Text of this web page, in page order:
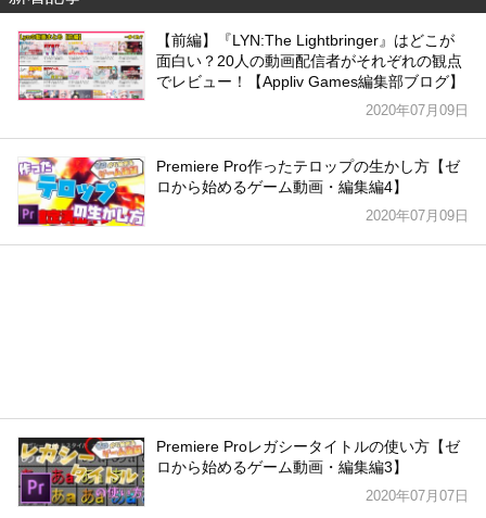
【前編】『LYN:The Lightbringer』はどこが
面白い？20人の動画配信者がそれぞれの観点
でレビュー！【Appliv Games編集部ブログ】
2020年07月09日
Premiere Pro作ったテロップの生かし方【ゼ
ロから始めるゲーム動画・編集編4】
2020年07月09日
Premiere Proレガシータイトルの使い方【ゼ
ロから始めるゲーム動画・編集編3】
2020年07月07日